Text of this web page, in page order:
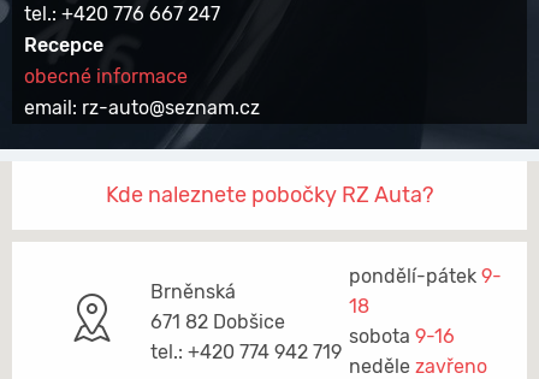
tel.: +420 776 667 247
Recepce
obecné informace
email: rz-auto@seznam.cz
Kde naleznete pobočky RZ Auta?
Brněnská
671 82 Dobšice
tel.: +420 774 942 719
pondělí-pátek 9-
18
sobota 9-16
neděle zavřeno